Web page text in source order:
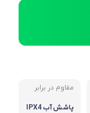
مقاوم در برابر
پاشش آب IPX4